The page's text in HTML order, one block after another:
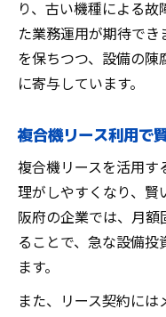
り、古い機種による
た業務運用が期待でき
を保ちつつ、設備の陳
に寄与しています。
複合機リース利用で
複合機リースを活用す
理がしやすくなり、賢
阪府の企業では、月額
ることで、急な設備投
ます。
また、リース契約に